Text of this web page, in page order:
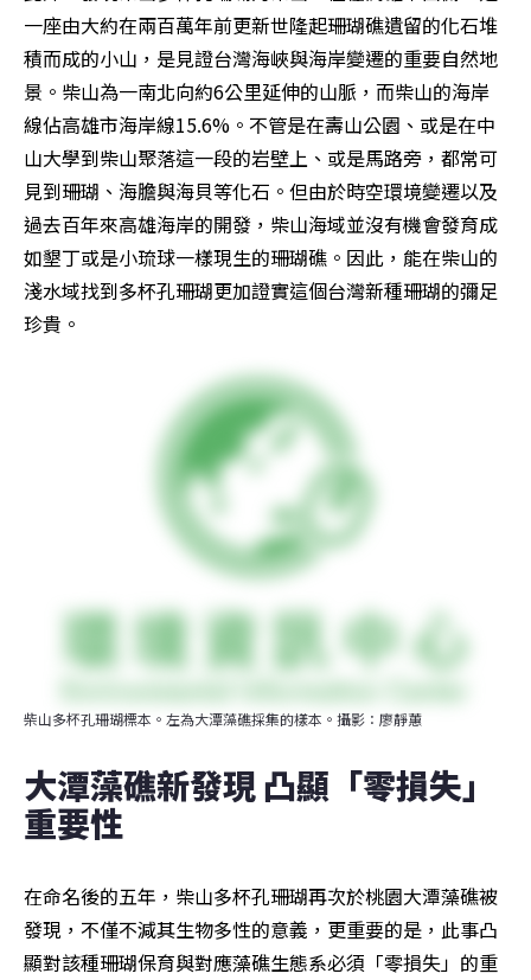
一座由大約在兩百萬年前更新世隆起珊瑚礁遺留的化石堆
積而成的小山，是見證台灣海峽與海岸變遷的重要自然地
景。柴山為一南北向約6公里延伸的山脈，而柴山的海岸
線佔高雄市海岸線15.6%。不管是在壽山公園、或是在中
山大學到柴山聚落這一段的岩壁上、或是馬路旁，都常可
見到珊瑚、海膽與海貝等化石。但由於時空環境變遷以及
過去百年來高雄海岸的開發，柴山海域並沒有機會發育成
如墾丁或是小琉球一樣現生的珊瑚礁。因此，能在柴山的
淺水域找到多杯孔珊瑚更加證實這個台灣新種珊瑚的彌足
珍貴。
柴山多杯孔珊瑚標本。左為大潭藻礁採集的樣本。攝影：廖靜蕙
大潭藻礁新發現 凸顯「零損失」
重要性
在命名後的五年，柴山多杯孔珊瑚再次於桃園大潭藻礁被
發現，不僅不減其生物多性的意義，更重要的是，此事凸
顯對該種珊瑚保育與對應藻礁生態系必須「零損失」的重